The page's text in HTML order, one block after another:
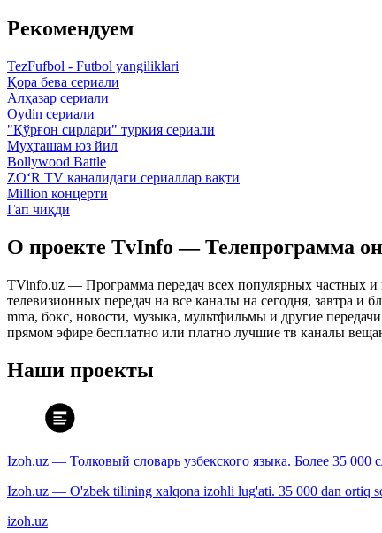
Рекомендуем
TezFufbol - Futbol yangiliklari
Қора бева сериали
Алҳазар сериали
Oydin сериали
"Қўрғон сирлари" туркия сериали
Муҳташам юз йил
Bollywood Battle
ZO‘R TV каналидаги сериаллар вақти
Million концерти
Гап чиқди
О проекте TvInfo — Телепрограмма
TVinfo.uz — Программа передач всех популярных частных и
телевизионных передач на все каналы на сегодня, завтра
mma, бокс, новости, музыка, мультфильмы и другие
прямом эфире бесплатно или платно лучшие тв каналы
Наши проекты
Izoh.uz — Толковый словарь узбекского языка. Более 35
Izoh.uz — O'zbek tilining xalqona izohli lug'ati. 35 000 dan ortiq
izoh.uz